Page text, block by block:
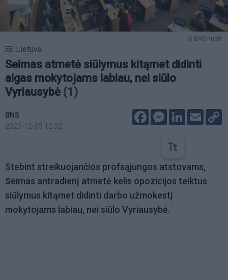
© BNS nuotr.
Lietuva
Seimas atmetė siūlymus kitąmet didinti
algas mokytojams labiau, nei siūlo
Vyriausybė (1)
BNS
2023-12-05 12:32
FacebookMessenger
LinkedIn
Email
Stebint streikuojančios profsąjungos atstovams,
Seimas antradienį atmetė kelis opozicijos teiktus
siūlymus kitąmet didinti darbo užmokestį
mokytojams labiau, nei siūlo Vyriausybė.